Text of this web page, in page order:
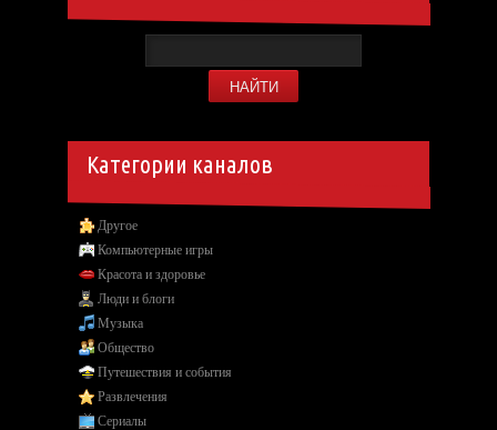
Категории каналов
Другое
Компьютерные игры
Красота и здоровье
Люди и блоги
Музыка
Общество
Путешествия и события
Развлечения
Сериалы